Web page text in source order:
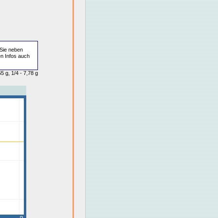
neben
Infos auch
g, 1/4 - 7,78 g